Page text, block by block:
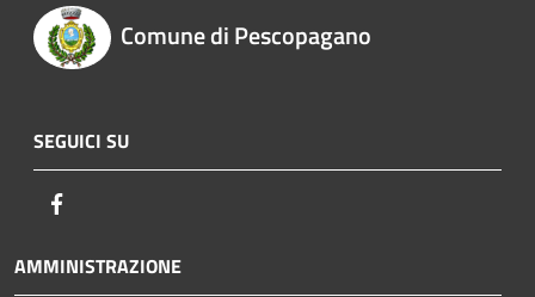
Comune di Pescopagano
SEGUICI SU
AMMINISTRAZIONE